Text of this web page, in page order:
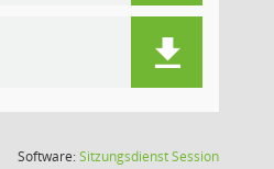
Software:SitzungsdienstSession(Wird in